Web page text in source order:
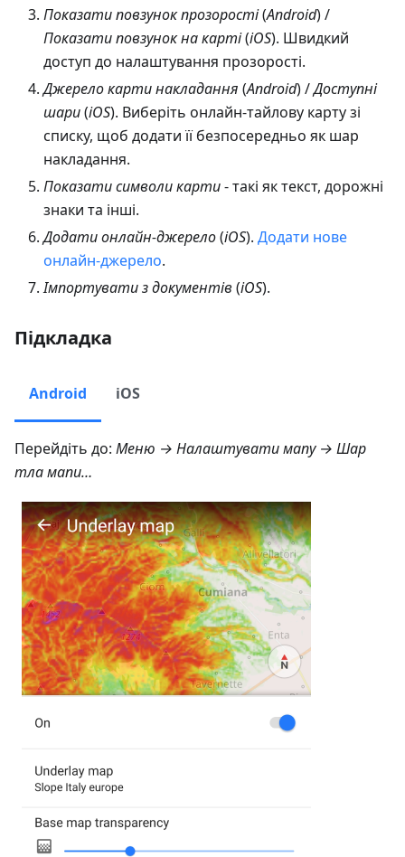
Показати повзунок прозорості(Android) /
Показати повзунок на карті(iOS). Швидкий
доступ до налаштування прозорості.
Джерело карти накладання (Android) /Доступні
шари(iOS). Виберіть онлайн-тайлову карту зі
списку, щоб додати її безпосередньо як шар
накладання.
Показати символи карти- такі як текст, дорожні
знаки та інші.
Додати онлайн-джерело(iOS). Додати нове
онлайн-джерело.
Імпортувати з документів(iOS).
Підкладка
Android iOS
Перейдіть до: Меню → Налаштувати мапу → Шар
тла мапи…